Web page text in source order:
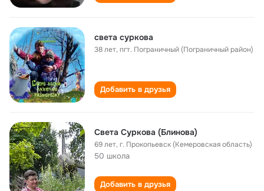
света суркова
38 лет,пгт. Пограничный (Пограничный район)
Добавить в друзья
Света Суркова (Блинова)
69 лет,г. Прокопьевск (Кемеровская область)
50 школа
Добавить в друзья